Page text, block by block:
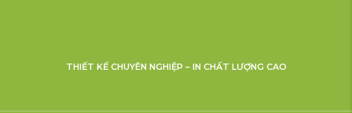
THIẾT KẾ CHUYÊN NGHIỆP – IN CHẤT LƯỢNG CAO